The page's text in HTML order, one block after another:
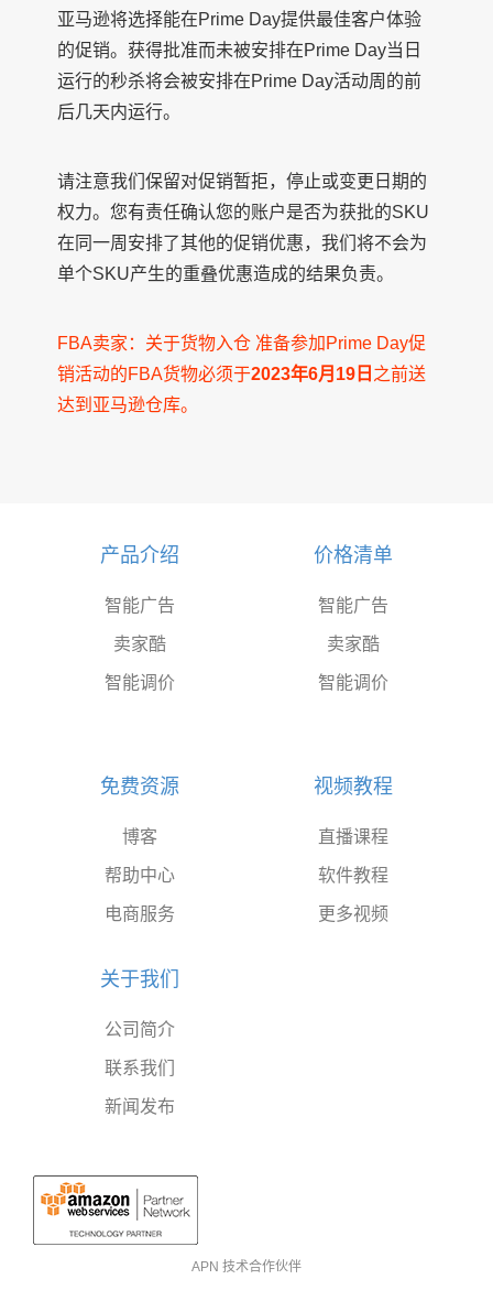
亚马逊将选择能在Prime Day提供最佳客户体验
的促销。获得批准而未被安排在Prime Day当日
运行的秒杀将会被安排在Prime Day活动周的前
后几天内运行。
请注意我们保留对促销暂拒，停止或变更日期的
权力。您有责任确认您的账户是否为获批的SKU
在同一周安排了其他的促销优惠，我们将不会为
单个SKU产生的重叠优惠造成的结果负责。
FBA卖家：关于货物入仓 准备参加Prime Day促
销活动的FBA货物必须于2023年6月19日 之前送
达到亚马逊仓库。
产品介绍
智能广告
卖家酷
智能调价
价格清单
智能广告
卖家酷
智能调价
免费资源
博客
帮助中心
电商服务
视频教程
直播课程
软件教程
更多视频
关于我们
公司简介
联系我们
新闻发布
APN 技术合作伙伴